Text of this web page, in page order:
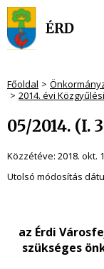
Főoldal
2014. évi
05/2014. (I.
Közzétéve: 2018. okt.
Utolsó módosítás
az Érdi
szükséges